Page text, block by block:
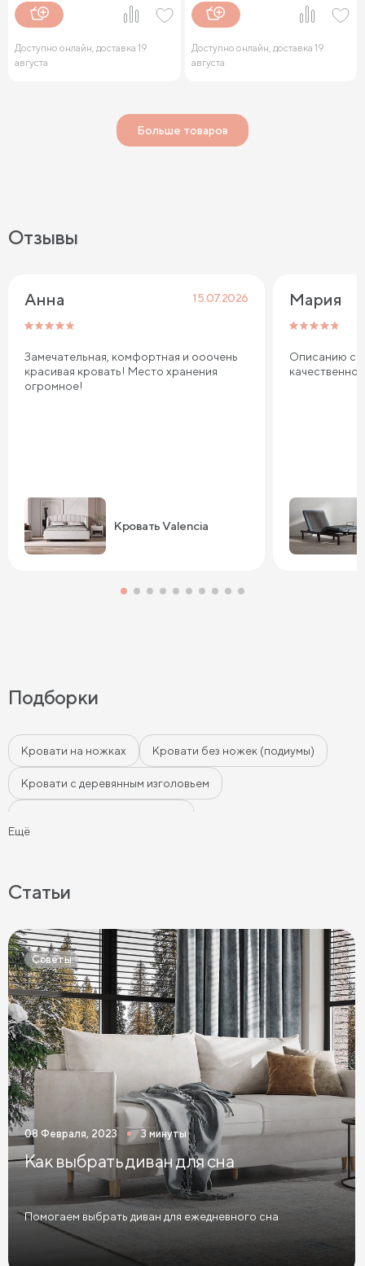
Доступно онлайн, доставка 19
августа
Доступно онлайн, доставка 19
августа
Больше товаров
Отзывы
Анна 15.07.2026
Замечательная, комфортная и ооочень
красивая кровать! Место хранения
огромное!
Кровать Valencia
Мария
Описанию
качественно
Подборки
Кровати на ножках Кровати без ножек (подиумы)
Кровати с деревянным изголовьем
Кровати 120 х 200 с ящиками
Кровати 140 х 200 с ящиками
Кровати 160 х 200 с ящиками
Кровати 180 х 200 с ящиками
Кровати 200 х 200 с ящиками Кровати мятного цвета
Кровати тёмного цвета Кровати горчичного цвета
Кровати бирюзового цвета
Кровати в современном стиле Кровати в стиле лофт
Кровати в скандинавском стиле
Кровати в классическом стиле Кровати без изголовья
Ещё
Статьи
Советы
08 Февраля, 2023 3 минуты
Как выбрать диван для сна
Помогаем выбрать диван для ежедневного сна